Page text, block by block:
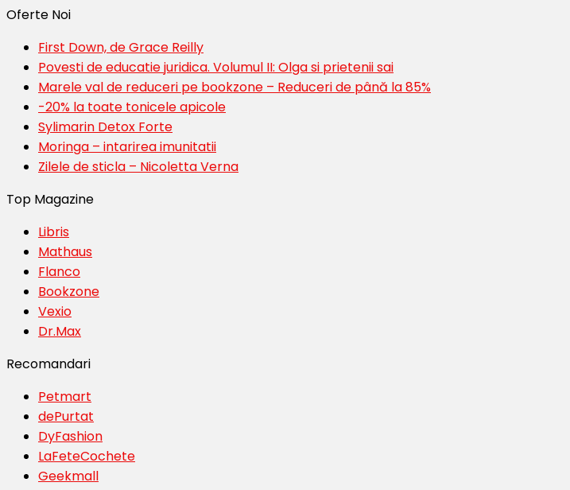
Oferte Noi
First Down, de Grace Reilly
Povesti de educatie juridica. Volumul II: Olga si prietenii sai
Marele val de reduceri pe bookzone – Reduceri de până la 85%
-20% la toate tonicele apicole
Sylimarin Detox Forte
Moringa – intarirea imunitatii
Zilele de sticla – Nicoletta Verna
Top Magazine
Libris
Mathaus
Flanco
Bookzone
Vexio
Dr.Max
Recomandari
Petmart
dePurtat
DyFashion
LaFeteCochete
Geekmall